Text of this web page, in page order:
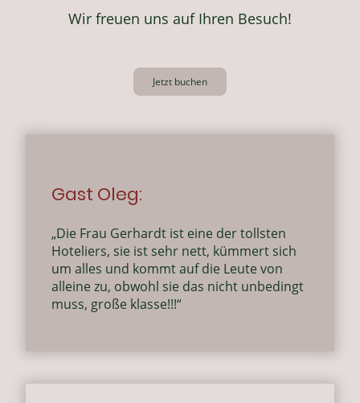
Wir freuen uns auf Ihren Besuch!
Jetzt buchen
Gast Oleg:
„Die Frau Gerhardt ist eine der tollsten
Hoteliers, sie ist sehr nett, kümmert sich
um alles und kommt auf die Leute von
alleine zu, obwohl sie das nicht unbedingt
muss, große klasse!!!“